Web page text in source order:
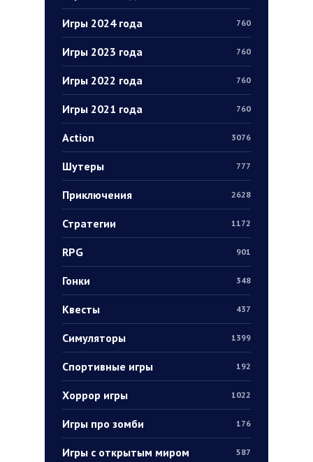
Игры 2024 года 760
Игры 2023 года 760
Игры 2022 года 760
Игры 2021 года 760
Action 3076
Шутеры 777
Приключения 2628
Стратегии 1172
RPG 901
Гонки 348
Квесты 437
Симуляторы 1399
Спортивные игры 192
Хоррор игры 1022
Игры про зомби 176
Игры с открытым миром 587